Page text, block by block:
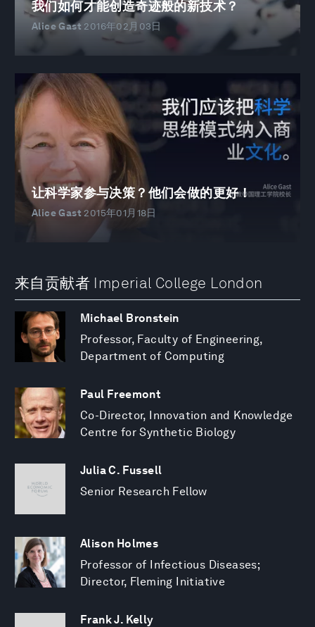
我们如何才能创造奇迹般的新技术？
Alice Gast 2016年02月03日
让科学家参与决策？他们会做的更好！
Alice Gast 2015年01月18日
来自贡献者 Imperial College London
Michael Bronstein
Professor, Faculty of Engineering,
Department of Computing
Paul Freemont
Co-Director, Innovation and Knowledge
Centre for Synthetic Biology
Julia C. Fussell
Senior Research Fellow
Alison Holmes
Professor of Infectious Diseases;
Director, Fleming Initiative
Frank J. Kelly